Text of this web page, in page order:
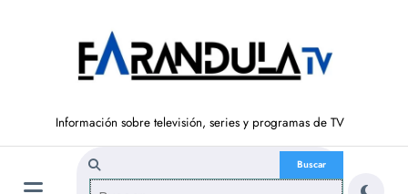
Información sobre televisión, series y programas de TV